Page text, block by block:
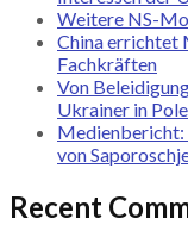
Weitere NS-
China errichtet
Fachkräften
Von
Ukrainer in
Medienbericht:
von
Recent